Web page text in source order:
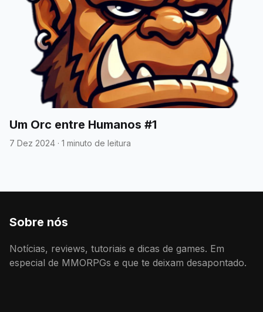
Um Orc entre Humanos #1
7 Dez 2024 · 1 minuto de leitura
Sobre nós
Notícias, reviews, tutoriais e dicas de games. Em
especial de MMORPGs e que te deixam desapontado.